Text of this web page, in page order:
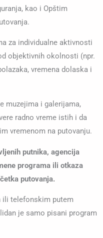
kao i Opštim
za individualne aktivnosti
objektivnih okolnosti (npr.
vremena dolaska i
muzejima i galerijama,
radno vreme istih i da
vremenom na putovanju.
putnika, agencija
programa ili otkaza
putovanja.
ili telefonskim putem
je samo pisani program